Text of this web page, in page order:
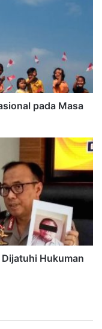
pada Masa
Hukuman